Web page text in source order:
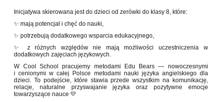
Inicjatywa skierowana jest do dzieci od zerówki do klasy 8, które:
✨ mają potencjał i chęć do nauki,
✨ potrzebują dodatkowego wsparcia edukacyjnego,
✨ z różnych względów nie mają możliwości uczestniczenia w
dodatkowych zajęciach językowych.
W Cool School pracujemy metodami Edu Bears — nowoczesnymi
i cenionymi w całej Polsce metodami nauki języka angielskiego dla
dzieci. To podejście, które stawia przede wszystkim na komunikację,
relacje, naturalne przyswajanie języka oraz pozytywne emocje
towarzyszące nauce 💛